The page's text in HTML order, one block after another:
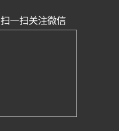
扫一扫关注微信